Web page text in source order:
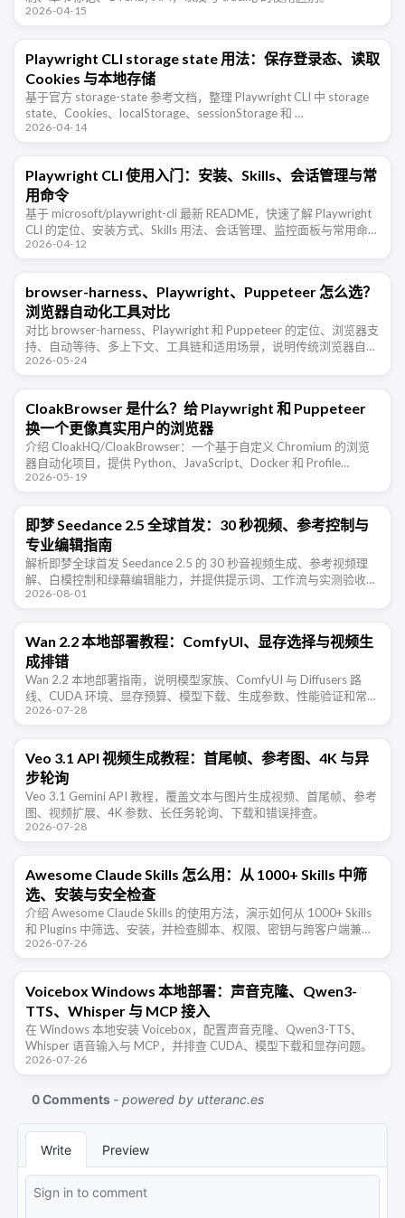
2026-04-15
Playwright CLI storage state 用法：保存登录态、读取
Cookies 与本地存储
基于官方 storage-state 参考文档，整理 Playwright CLI 中 storage
state、Cookies、localStorage、sessionStorage 和 …
2026-04-14
Playwright CLI 使用入门：安装、Skills、会话管理与常
用命令
基于 microsoft/playwright-cli 最新 README，快速了解 Playwright
CLI 的定位、安装方式、Skills 用法、会话管理、监控面板与常用命
令。
2026-04-12
browser-harness、Playwright、Puppeteer 怎么选？
浏览器自动化工具对比
对比 browser-harness、Playwright 和 Puppeteer 的定位、浏览器支
持、自动等待、多上下文、工具链和适用场景，说明传统浏览器自动
化与 AI Agent 原生浏览器控制的 …
2026-05-24
CloakBrowser 是什么？给 Playwright 和 Puppeteer
换一个更像真实用户的浏览器
介绍 CloakHQ/CloakBrowser：一个基于自定义 Chromium 的浏览
器自动化项目，提供 Python、JavaScript、Docker 和 Profile
Manager，用于需 …
2026-05-19
即梦 Seedance 2.5 全球首发：30 秒视频、参考控制与
专业编辑指南
解析即梦全球首发 Seedance 2.5 的 30 秒音视频生成、参考视频理
解、白模控制和绿幕编辑能力，并提供提示词、工作流与实测验收方
法。
2026-08-01
Wan 2.2 本地部署教程：ComfyUI、显存选择与视频生
成排错
Wan 2.2 本地部署指南，说明模型家族、ComfyUI 与 Diffusers 路
线、CUDA 环境、显存预算、模型下载、生成参数、性能验证和常见
错误。
2026-07-28
Veo 3.1 API 视频生成教程：首尾帧、参考图、4K 与异
步轮询
Veo 3.1 Gemini API 教程，覆盖文本与图片生成视频、首尾帧、参考
图、视频扩展、4K 参数、长任务轮询、下载和错误排查。
2026-07-28
Awesome Claude Skills 怎么用：从 1000+ Skills 中筛
选、安装与安全检查
介绍 Awesome Claude Skills 的使用方法，演示如何从 1000+ Skills
和 Plugins 中筛选、安装，并检查脚本、权限、密钥与跨客户端兼容
性。
2026-07-26
Voicebox Windows 本地部署：声音克隆、Qwen3-
TTS、Whisper 与 MCP 接入
在 Windows 本地安装 Voicebox，配置声音克隆、Qwen3-TTS、
Whisper 语音输入与 MCP，并排查 CUDA、模型下载和显存问题。
2026-07-26